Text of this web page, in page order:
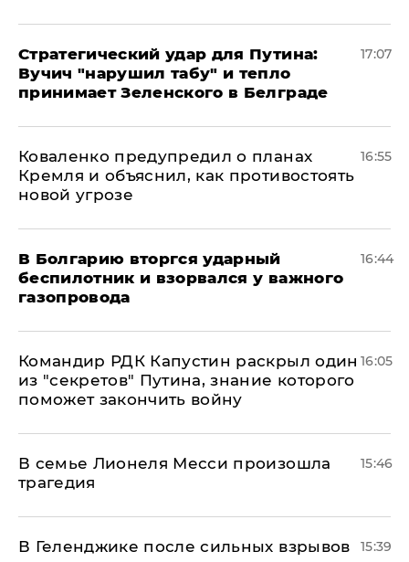
Стратегический удар для Путина:
Вучич "нарушил табу" и тепло
принимает Зеленского в Белграде
17:07
Коваленко предупредил о планах
Кремля и объяснил, как противостоять
новой угрозе
16:55
В Болгарию вторгся ударный
беспилотник и взорвался у важного
газопровода
16:44
Командир РДК Капустин раскрыл один
из "секретов" Путина, знание которого
поможет закончить войну
16:05
В семье Лионеля Месси произошла
трагедия
15:46
В Геленджике после сильных взрывов
15:39